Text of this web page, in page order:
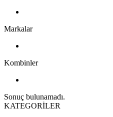
Markalar
Kombinler
Sonuç bulunamadı.
KATEGORİLER